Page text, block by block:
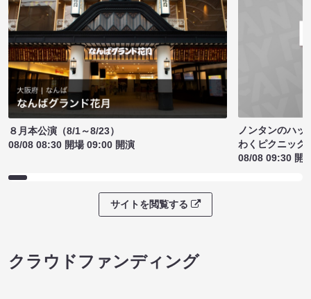
８月本公演（8/1～8/23）
08/08 08:30 開場 09:00 開演
ノンタンのハッ
わくピクニック
08/08 09:30 開
サイトを閲覧する
クラウドファンディング